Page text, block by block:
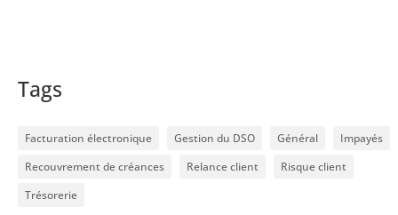
Tags
Facturation électronique Gestion du DSO Général
Impayés
Recouvrement de créances
Relance client
Risque client
Trésorerie